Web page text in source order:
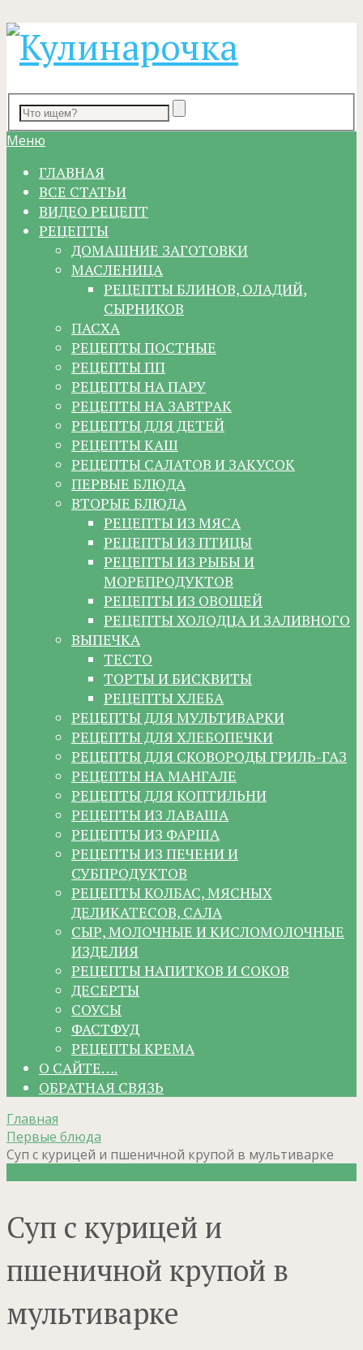
Меню
ГЛАВНАЯ
ВСЕ СТАТЬИ
ВИДЕО РЕЦЕПТ
РЕЦЕПТЫ
ДОМАШНИЕ ЗАГОТОВКИ
МАСЛЕНИЦА
РЕЦЕПТЫ БЛИНОВ, ОЛАДИЙ,
СЫРНИКОВ
ПАСХА
РЕЦЕПТЫ ПОСТНЫЕ
РЕЦЕПТЫ ПП
РЕЦЕПТЫ НА ПАРУ
РЕЦЕПТЫ НА ЗАВТРАК
РЕЦЕПТЫ ДЛЯ ДЕТЕЙ
РЕЦЕПТЫ КАШ
РЕЦЕПТЫ САЛАТОВ И ЗАКУСОК
ПЕРВЫЕ БЛЮДА
ВТОРЫЕ БЛЮДА
РЕЦЕПТЫ ИЗ МЯСА
РЕЦЕПТЫ ИЗ ПТИЦЫ
РЕЦЕПТЫ ИЗ РЫБЫ И
МОРЕПРОДУКТОВ
РЕЦЕПТЫ ИЗ ОВОЩЕЙ
РЕЦЕПТЫ ХОЛОДЦА И ЗАЛИВНОГО
ВЫПЕЧКА
ТЕСТО
ТОРТЫ И БИСКВИТЫ
РЕЦЕПТЫ ХЛЕБА
РЕЦЕПТЫ ДЛЯ МУЛЬТИВАРКИ
РЕЦЕПТЫ ДЛЯ ХЛЕБОПЕЧКИ
РЕЦЕПТЫ ДЛЯ СКОВОРОДЫ ГРИЛЬ-ГАЗ
РЕЦЕПТЫ НА МАНГАЛЕ
РЕЦЕПТЫ ДЛЯ КОПТИЛЬНИ
РЕЦЕПТЫ ИЗ ЛАВАША
РЕЦЕПТЫ ИЗ ФАРША
РЕЦЕПТЫ ИЗ ПЕЧЕНИ И
СУБПРОДУКТОВ
РЕЦЕПТЫ КОЛБАС, МЯСНЫХ
ДЕЛИКАТЕСОВ, САЛА
СЫР, МОЛОЧНЫЕ И КИСЛОМОЛОЧНЫЕ
ИЗДЕЛИЯ
РЕЦЕПТЫ НАПИТКОВ И СОКОВ
ДЕСЕРТЫ
СОУСЫ
ФАСТФУД
РЕЦЕПТЫ КРЕМА
О САЙТЕ….
ОБРАТНАЯ СВЯЗЬ
Главная
Первые блюда
Суп с курицей и пшеничной крупой в мультиварке
Суп с курицей и
пшеничной крупой в
мультиварке